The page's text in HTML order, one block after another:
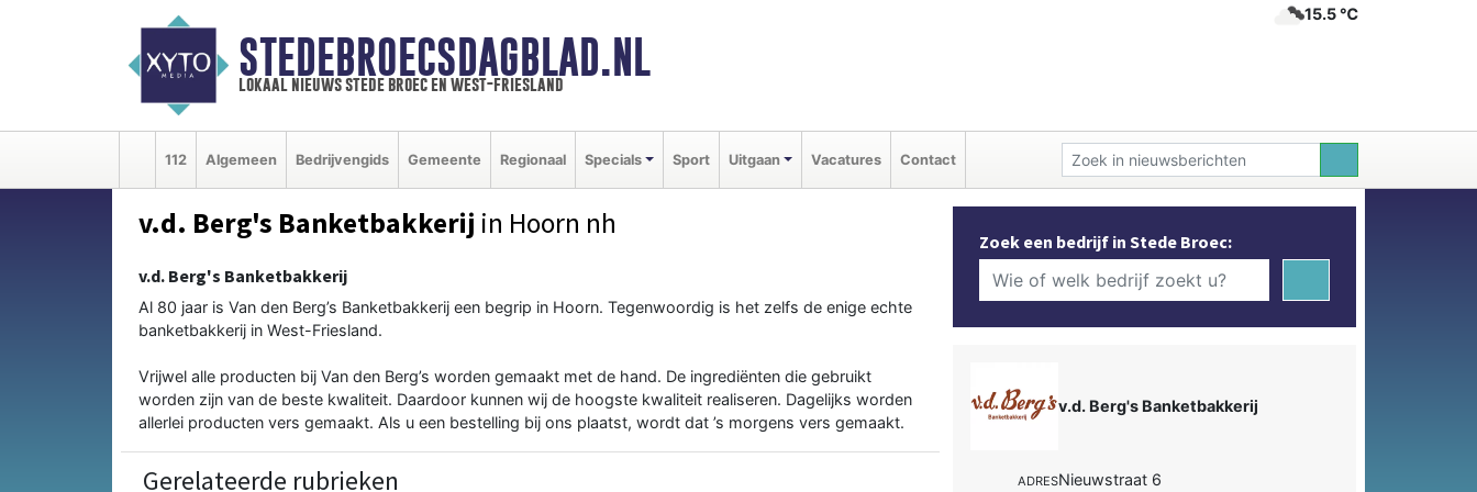
STEDEBROECSDAGBLAD.NL
lokaal nieuws stede broec en west-friesland
15.5 ℃
112 Algemeen Bedrijvengids Gemeente Regionaal Specials Sport Uitgaan Vacatures Contact
v.d. Berg's Banketbakkerij in Hoorn nh
v.d. Berg's Banketbakkerij
Al 80 jaar is Van den Berg’s Banketbakkerij een begrip in Hoorn. Tegenwoordig is het zelfs de enige echte
banketbakkerij in West-Friesland.
Vrijwel alle producten bij Van den Berg’s worden gemaakt met de hand. De ingrediënten die gebruikt
worden zijn van de beste kwaliteit. Daardoor kunnen wij de hoogste kwaliteit realiseren. Dagelijks worden
allerlei producten vers gemaakt. Als u een bestelling bij ons plaatst, wordt dat ’s morgens vers gemaakt.
Gerelateerde rubrieken
Zoek een bedrijf in Stede Broec:
v.d. Berg's Banketbakkerij
ADRESNieuwstraat 6